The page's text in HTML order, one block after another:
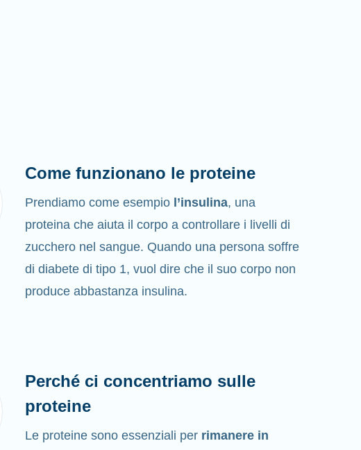
Come funzionano le proteine
Prendiamo come esempio l’insulina, una
proteina che aiuta il corpo a controllare i livelli di
zucchero nel sangue. Quando una persona soffre
di diabete di tipo 1, vuol dire che il suo corpo non
produce abbastanza insulina.
Perché ci concentriamo sulle
proteine
Le proteine sono essenziali per rimanere in